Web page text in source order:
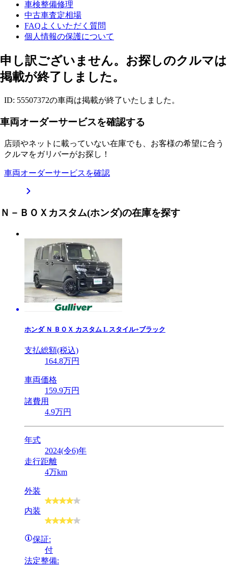
車検整備修理
中古車査定相場
FAQよくいただく質問
個人情報の保護について
申し訳ございません。お探しのクルマは
掲載が終了しました。
ID: 55507372の車両は掲載が終了いたしました。
車両オーダーサービスを確認する
店頭やネットに載っていない在庫でも、お客様の希望に合う
クルマをガリバーがお探し！
車両オーダーサービスを確認
Ｎ－ＢＯＸカスタム(ホンダ)の在庫を探す
ホンダ Ｎ ＢＯＸ カスタム L スタイル+ブラック
支払総額(税込)
164.8万円
車両価格
159.9万円
諸費用
4.9万円
年式
2024(令6)年
走行距離
4万km
外装
内装
保証:
付
法定整備: